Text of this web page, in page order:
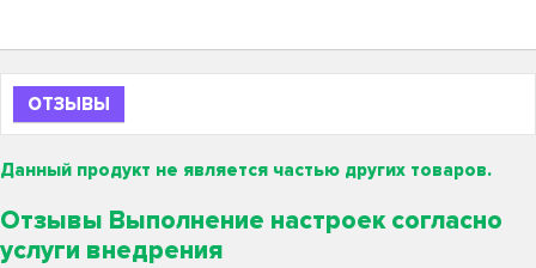
ОТЗЫВЫ
Данный продукт не является частью других товаров.
Отзывы Выполнение настроек согласно
услуги внедрения